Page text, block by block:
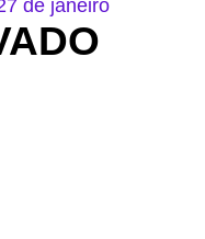
de janeiro